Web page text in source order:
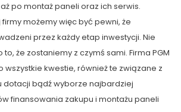
po montaż paneli oraz ich serwis.
możemy więc być pewni, że
przez każdy etap inwestycji. Nie
że zostaniemy z czymś sami. Firma PGM
wszystkie kwestie, również te związane z
dotacji bądź wyborze najbardziej
finansowania zakupu i montażu paneli